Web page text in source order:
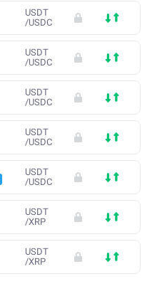
USDT
/USDC
USDT
/USDC
USDT
/USDC
USDT
/USDC
USDT
/USDC
USDT
/XRP
USDT
/XRP